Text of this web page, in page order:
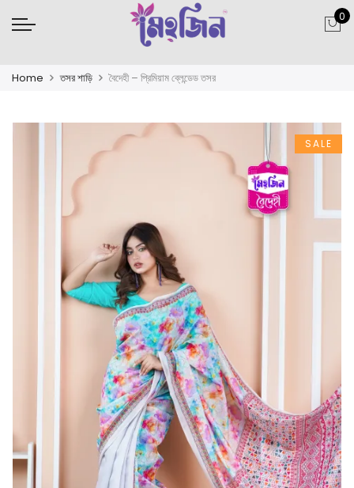
0
Home তসর শাড়ি বৈদেহী – প্রিমিয়াম ব্লেন্ডেড তসর
SALE